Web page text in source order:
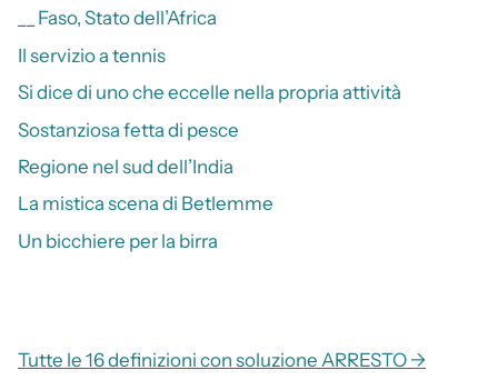
__ Faso, Stato dell’Africa
Il servizio a tennis
Si dice di uno che eccelle nella propria attività
Sostanziosa fetta di pesce
Regione nel sud dell’India
La mistica scena di Betlemme
Un bicchiere per la birra
Tutte le 16 definizioni con soluzione ARRESTO →